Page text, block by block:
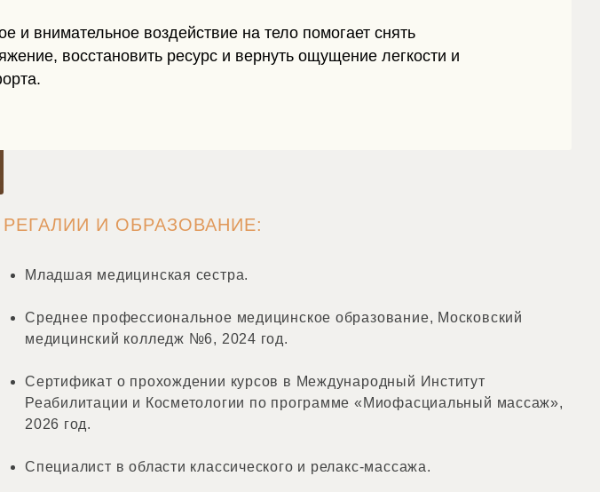
и внимательное воздействие на тело помогает снять
восстановить ресурс и вернуть ощущение легкости и
РЕГАЛИИ И ОБРАЗОВАНИЕ:
Младшая медицинская сестра.
Среднее профессиональное медицинское образование, Московский
медицинский колледж №6, 2024 год.
Сертификат о прохождении курсов в Международный Институт
Реабилитации и Косметологии по программе «Миофасциальный массаж»,
2026 год.
Специалист в области классического и релакс-массажа.